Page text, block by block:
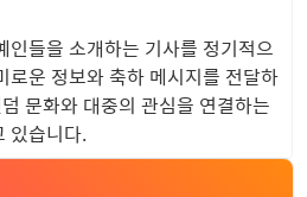
인들을 소개하는 기사를 정기적으
로운 정보와 축하 메시지를 전달하
문화와 대중의 관심을 연결하는
있습니다.